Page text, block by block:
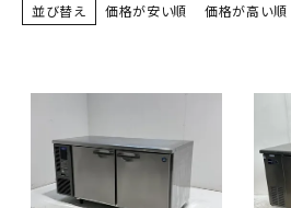
並び替え 価格が安い順 価格が高い順